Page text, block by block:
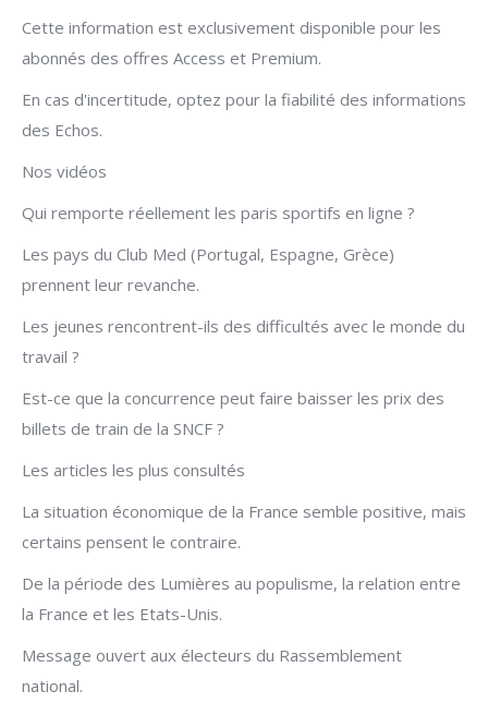
Cette information est exclusivement disponible pour les
abonnés des offres Access et Premium.
En cas d'incertitude, optez pour la fiabilité des informations
des Echos.
Nos vidéos
Qui remporte réellement les paris sportifs en ligne ?
Les pays du Club Med (Portugal, Espagne, Grèce)
prennent leur revanche.
Les jeunes rencontrent-ils des difficultés avec le monde du
travail ?
Est-ce que la concurrence peut faire baisser les prix des
billets de train de la SNCF ?
Les articles les plus consultés
La situation économique de la France semble positive, mais
certains pensent le contraire.
De la période des Lumières au populisme, la relation entre
la France et les Etats-Unis.
Message ouvert aux électeurs du Rassemblement
national.